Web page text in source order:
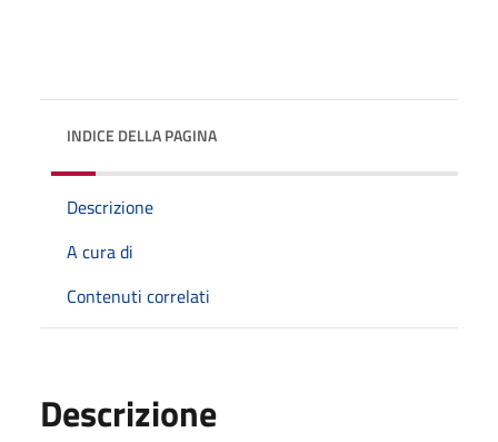
INDICE DELLA PAGINA
Descrizione
A cura di
Contenuti correlati
Descrizione